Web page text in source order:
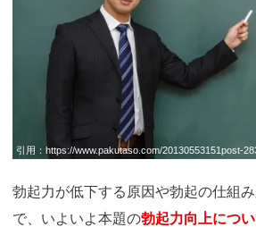
引用： https://www.pakutaso.com/20130553151post-
勃起力が低下する原因や勃起の仕組
で、いよいよ本題の勃起力向上につ